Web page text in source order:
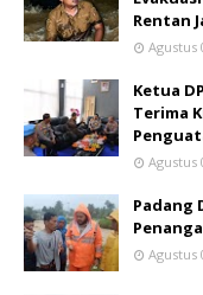
Rentan
Agustus
Ketua
Terima
Agustus
Padang
Agustus